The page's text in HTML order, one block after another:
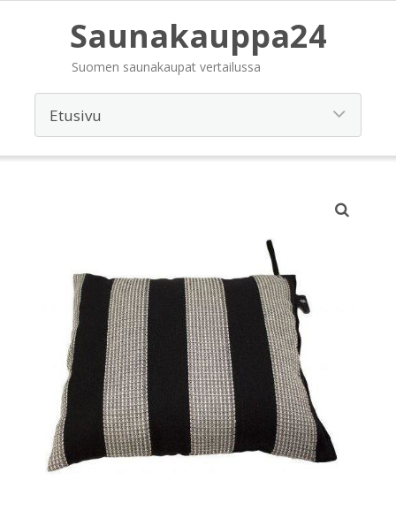
Saunakauppa24
Suomen saunakaupat vertailussa